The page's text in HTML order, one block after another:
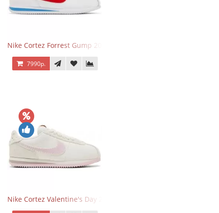
Nike Cortez Forrest Gump 2024
7990р.
Nike Cortez Valentine's Day 2025